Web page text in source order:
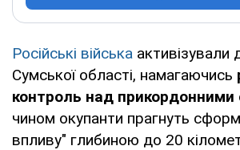
Російські війська активізували
Сумської області, намагаючись
контроль над прикордонними
чином окупанти прагнуть
впливу" глибиною до 20